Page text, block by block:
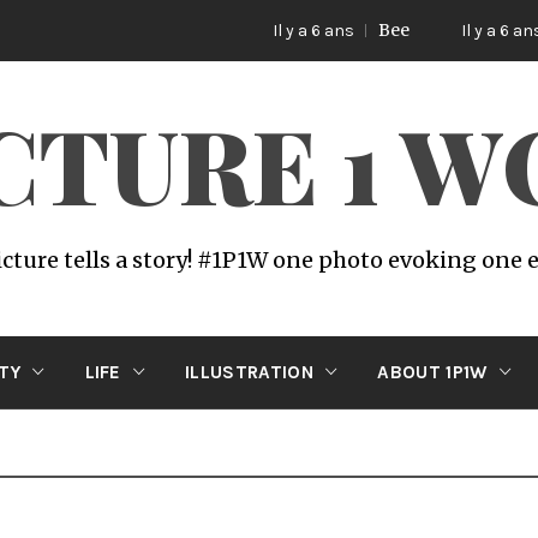
Il y a 6 ans Bee Il y a 6 ans Cat
1
tells a story! #1P1W one photo evoking one
LIFE ILLUSTRATION ABOUT 1P1W